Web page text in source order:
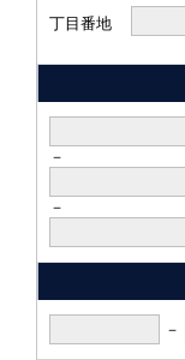
丁目番地
－
－
－